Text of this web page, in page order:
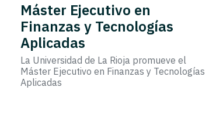
Máster Ejecutivo en
Finanzas y Tecnologías
Aplicadas
La Universidad de La Rioja promueve el
Máster Ejecutivo en Finanzas y Tecnologías
Aplicadas